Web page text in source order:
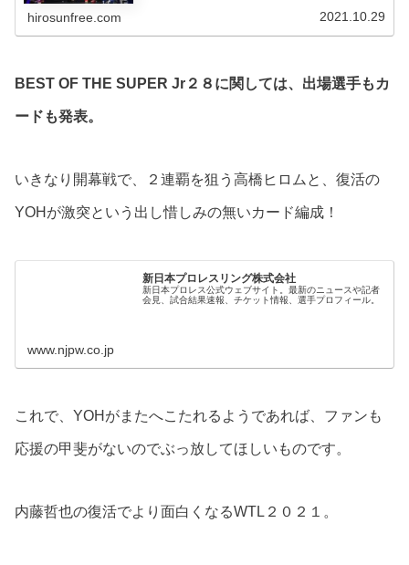
hirosunfree.com 2021.10.29
BEST OF THE SUPER Jr２８に関しては、出場選手もカ
ードも発表。
いきなり開幕戦で、２連覇を狙う高橋ヒロムと、復活の
YOHが激突という出し惜しみの無いカード編成！
新日本プロレスリング株式会社
新日本プロレス公式ウェブサイト。最新のニュースや記者
会見、試合結果速報、チケット情報、選手プロフィール。
www.njpw.co.jp
これで、YOHがまたへこたれるようであれば、ファンも
応援の甲斐がないのでぶっ放してほしいものです。
内藤哲也の復活でより面白くなるWTL２０２１。